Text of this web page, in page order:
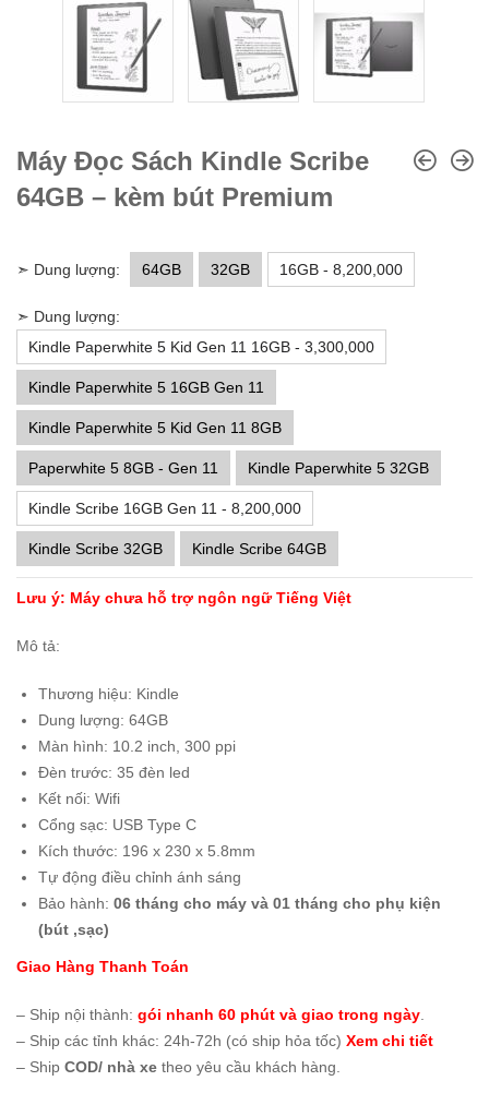
Máy Đọc Sách Kindle Scribe
64GB – kèm bút Premium
➣ Dung lượng: 64GB 32GB 16GB - 8,200,000
➣ Dung lượng:
Kindle Paperwhite 5 Kid Gen 11 16GB - 3,300,000
Kindle Paperwhite 5 16GB Gen 11
Kindle Paperwhite 5 Kid Gen 11 8GB
Paperwhite 5 8GB - Gen 11 Kindle Paperwhite 5 32GB
Kindle Scribe 16GB Gen 11 - 8,200,000
Kindle Scribe 32GB Kindle Scribe 64GB
Lưu ý: Máy chưa hỗ trợ ngôn ngữ Tiếng Việt
Mô tả:
Thương hiệu: Kindle
Dung lượng: 64GB
Màn hình: 10.2 inch, 300 ppi
Đèn trước: 35 đèn led
Kết nối: Wifi
Cổng sạc: USB Type C
Kích thước: 196 x 230 x 5.8mm
Tự động điều chỉnh ánh sáng
Bảo hành: 06 tháng cho máy và 01 tháng cho phụ kiện
(bút ,sạc)
Giao Hàng Thanh Toán
– Ship nội thành: gói nhanh 60 phút và giao trong ngày
– Ship các tỉnh khác: 24h-72h (có ship hỏa tốc) Xem chi tiết
– Ship COD/ nhà xe theo yêu cầu khách hàng.